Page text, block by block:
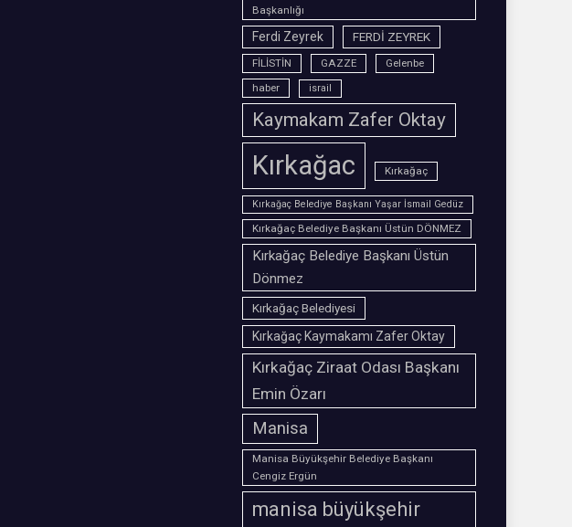
Başkanlığı
Ferdi Zeyrek FERDİ ZEYREK
FİLİSTİN GAZZE
Gelenbe
haber
israil
Kaymakam Zafer Oktay
Kırkağac Kırkağaç
Kırkağaç Belediye Başkanı Yaşar İsmail Gedüz
Kırkağaç Belediye Başkanı Üstün DÖNMEZ
Kırkağaç Belediye Başkanı Üstün
Dönmez
Kırkağaç Belediyesi
Kırkağaç Kaymakamı Zafer Oktay
Kırkağaç Ziraat Odası Başkanı
Emin Özarı
Manisa
Manisa Büyükşehir Belediye Başkanı
Cengiz Ergün
manisa büyükşehir